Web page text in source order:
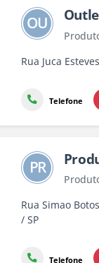
OU
Rua Juca
Telefone
PR
Rua Simao
/ SP
Telefone